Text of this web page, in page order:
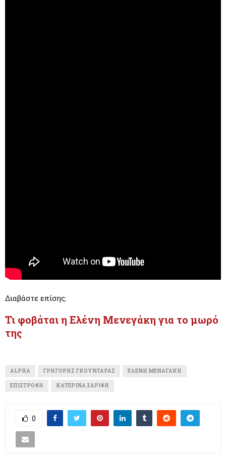
Διαβάστε επίσης:
Τι φοβάται η Ελένη Μενεγάκη για το μωρό
της
ALPHA ΓΡΗΓΌΡΗΣ ΓΚΟΥΝΤΆΡΑΣ ΕΛΈΝΗ ΜΕΝΑΓΆΚΗ
ΕΠΙΣΤΡΟΦΉ ΚΑΤΕΡΊΝΑ ΖΑΡΊΦΗ
0